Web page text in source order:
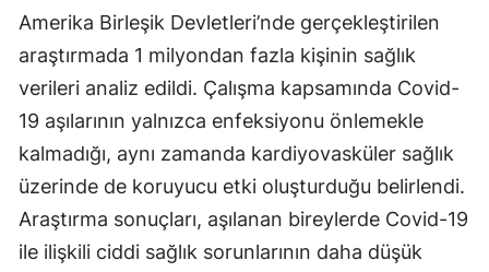
Kırklareli
Kırşehir
Kocaeli
Konya
Malatya
Amerika Birleşik Devletleri’nde gerçekleştirilen
araştırmada 1 milyondan fazla kişinin sağlık
verileri analiz edildi. Çalışma kapsamında Covid-
19 aşılarının yalnızca enfeksiyonu önlemekle
kalmadığı, aynı zamanda kardiyovasküler sağlık
üzerinde de koruyucu etki oluşturduğu belirlendi.
Araştırma sonuçları, aşılanan bireylerde Covid-19
ile ilişkili ciddi sağlık sorunlarının daha düşük